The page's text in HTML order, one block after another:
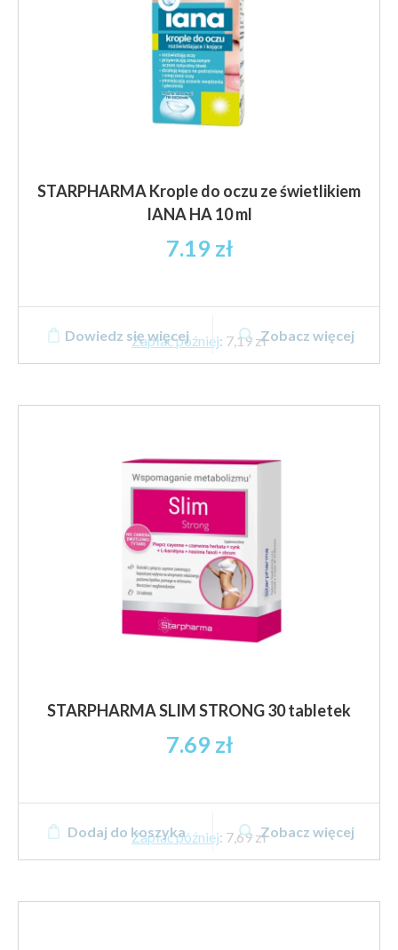
STARPHARMA Krople do oczu ze świetlikiem
IANA HA 10 ml
7.19 zł
Zapłać później: 7,19 zł
Dowiedz się więcej Zobacz więcej
STARPHARMA SLIM STRONG 30 tabletek
7.69 zł
Zapłać później: 7,69 zł
Dodaj do koszyka Zobacz więcej